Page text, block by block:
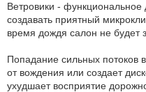
Ветровики -
создавать приятный
время дождя салон не будет
Попадание сильных потоков
от вождения или создает
ухудшает восприятие